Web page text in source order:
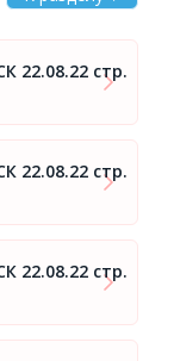
22.08.22 стр.
22.08.22 стр.
22.08.22 стр.